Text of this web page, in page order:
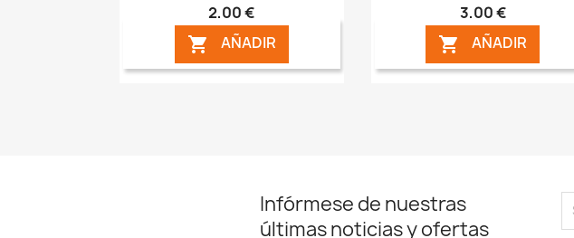
2,00 €
 AÑADIR
3,00 €
 AÑADIR
Infórmese de nuestras
últimas noticias y ofertas